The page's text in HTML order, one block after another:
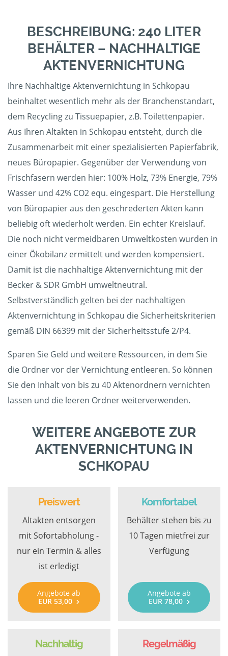
BESCHREIBUNG: 240 LITER
BEHÄLTER – NACHHALTIGE
AKTENVERNICHTUNG
Ihre Nachhaltige Aktenvernichtung in Schkopau
beinhaltet wesentlich mehr als der Branchenstandart,
dem Recycling zu Tissuepapier, z.B. Toilettenpapier.
Aus Ihren Altakten in Schkopau entsteht, durch die
Zusammenarbeit mit einer spezialisierten Papierfabrik,
neues Büropapier. Gegenüber der Verwendung von
Frischfasern werden hier: 100% Holz, 73% Energie, 79%
Wasser und 42% CO2 equ. eingespart. Die Herstellung
von Büropapier aus den geschrederten Akten kann
beliebig oft wiederholt werden. Ein echter Kreislauf.
Die noch nicht vermeidbaren Umweltkosten wurden in
einer Ökobilanz ermittelt und werden kompensiert.
Damit ist die nachhaltige Aktenvernichtung mit der
Becker & SDR GmbH umweltneutral.
Selbstverständlich gelten bei der nachhaltigen
Aktenvernichtung in Schkopau die Sicherheitskriterien
gemäß DIN 66399 mit der Sicherheitsstufe 2/P4.
Sparen Sie Geld und weitere Ressourcen, in dem Sie
die Ordner vor der Vernichtung entleeren. So können
Sie den Inhalt von bis zu 40 Aktenordnern vernichten
lassen und die leeren Ordner weiterverwenden.
WEITERE ANGEBOTE ZUR
AKTENVERNICHTUNG IN
SCHKOPAU
Preiswert
Altakten entsorgen
mit Sofortabholung -
nur ein Termin & alles
ist erledigt
Angebote ab
EUR 53,00
Komfortabel
Behälter stehen bis zu
10 Tagen mietfrei zur
Verfügung
Angebote ab
EUR 78,00
Nachhaltig Regelmäßig